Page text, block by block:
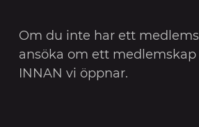
Om du inte har ett
ansöka om ett
INNAN vi öppnar.